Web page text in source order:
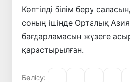
Көптілді білім беру
соның ішінде Орталық Азия
бағдарламасын жүзеге
қарастырылған.
Бөлісу: